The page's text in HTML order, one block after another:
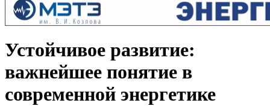
Устойчивое развитие:
важнейшее понятие в
современной энергетике